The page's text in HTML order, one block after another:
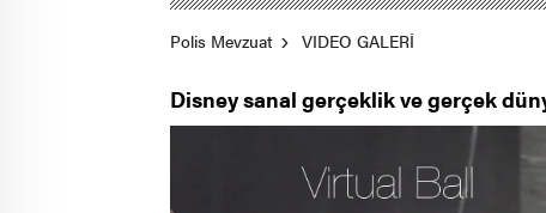
Polis Mevzuat VIDEO GALERİ
Disney sanal gerçeklik ve gerçek